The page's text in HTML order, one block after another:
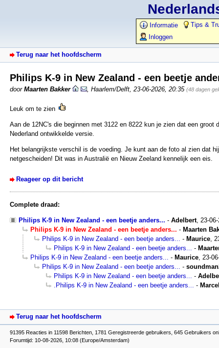
Informatie
Tips &
Inloggen
Terug naar het hoofdscherm
Philips K-9 in New Zealand - een beetje
door Maarten Bakker Haarlem/Delft 23-06-2026, 20:35 (48 dagen
Leuk om te zien
Aan de 12NC's die beginnen met 3122 en 8222 kun je zien dat een
Nederland ontwikkelde versie.
Het belangrijkste verschil is de voeding. Je kunt aan de foto al zien dat
netgescheiden! Dit was in Australië en Nieuw Zeeland kennelijk een eis.
Reageer op dit bericht
Complete draad:
Philips K-9 in New Zealand - een beetje anders... - Adelbert, 23-
Philips K-9 in New Zealand - een beetje anders... - Maarten
Philips K-9 in New Zealand - een beetje anders... - Maurice,
Philips K-9 in New Zealand - een beetje anders... -
Philips K-9 in New Zealand - een beetje anders... - Maurice, 23-
Philips K-9 in New Zealand - een beetje anders... -
Philips K-9 in New Zealand - een beetje anders... -
.Philips K-9 in New Zealand - een beetje anders... -
Terug naar het hoofdscherm
91395 Reacties in 11598 Berichten, 1781 Geregistreerde gebruikers, 645 Gebruikers
Forumtijd: 10-08-2026, 10:08 (Europe/Amsterdam)